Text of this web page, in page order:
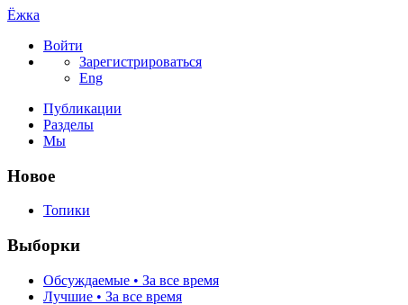
Ёжка
Войти
Зарегистрироваться
Eng
Публикации
Разделы
Мы
Новое
Топики
Выборки
Обсуждаемые • За все время
Лучшие • За все время